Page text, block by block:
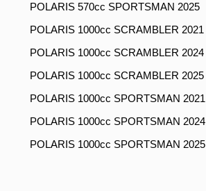
POLARIS 570cc SPORTSMAN 2025
POLARIS 1000cc SCRAMBLER 2021
POLARIS 1000cc SCRAMBLER 2024
POLARIS 1000cc SCRAMBLER 2025
POLARIS 1000cc SPORTSMAN 2021
POLARIS 1000cc SPORTSMAN 2024
POLARIS 1000cc SPORTSMAN 2025